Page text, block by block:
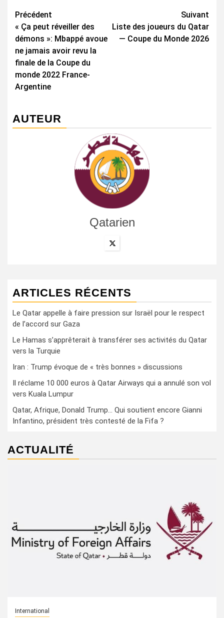
Navigation
d’article
Précédent
« Ça peut réveiller des
démons »: Mbappé avoue
ne jamais avoir revu la
finale de la Coupe du
monde 2022 France-
Argentine
Suivant
Liste des joueurs du Qatar
— Coupe du Monde 2026
AUTEUR
Qatarien
ARTICLES RÉCENTS
Le Qatar appelle à faire pression sur Israël pour le respect
de l’accord sur Gaza
Le Hamas s’apprêterait à transférer ses activités du Qatar
vers la Turquie
Iran : Trump évoque de « très bonnes » discussions
Il réclame 10 000 euros à Qatar Airways qui a annulé son vol
vers Kuala Lumpur
Qatar, Afrique, Donald Trump… Qui soutient encore Gianni
Infantino, président très contesté de la Fifa ?
ACTUALITÉ
International